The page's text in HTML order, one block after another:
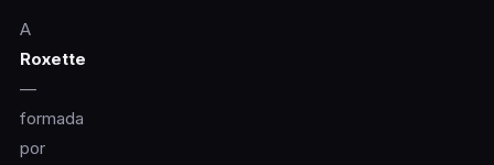
A
Roxette
—
formada
por